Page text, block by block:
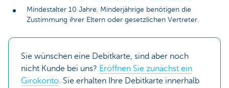
Mindestalter 10 Jahre. Minderjährige benötigen die
Zustimmung ihrer Eltern oder gesetzlichen Vertreter.
Sie wünschen eine Debitkarte, sind aber noch
nicht Kunde bei uns? Eröffnen Sie zunächst ein
Girokonto. Sie erhalten Ihre Debitkarte innerhalb